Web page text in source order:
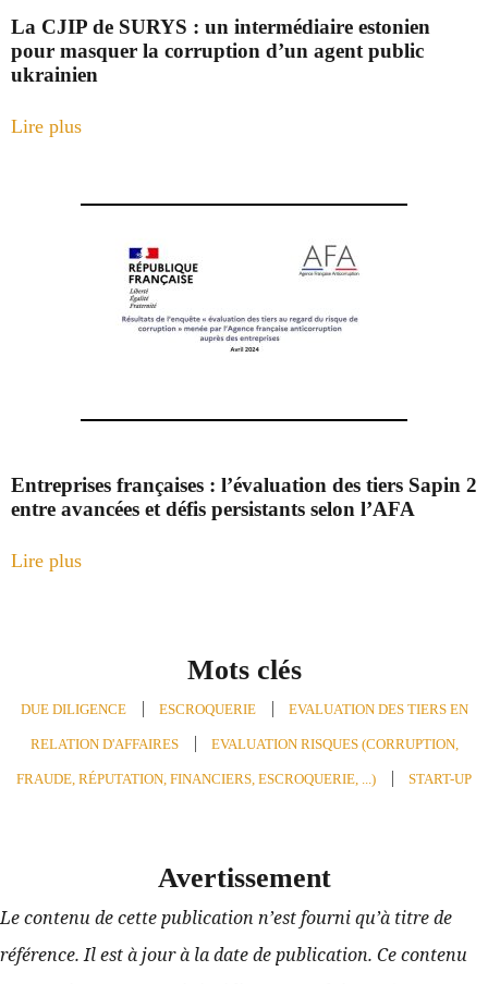
La CJIP de SURYS : un intermédiaire estonien
pour masquer la corruption d’un agent public
ukrainien
Lire plus
Entreprises françaises : l’évaluation des tiers Sapin 2
entre avancées et défis persistants selon l’AFA
Lire plus
Mots clés
DUE DILIGENCE ESCROQUERIE EVALUATION DES TIERS EN
RELATION D'AFFAIRES EVALUATION RISQUES (CORRUPTION,
FRAUDE, RÉPUTATION, FINANCIERS, ESCROQUERIE, ...) START-UP
Avertissement
Le contenu de cette publication n’est fourni qu’à titre de
référence. Il est à jour à la date de publication. Ce contenu